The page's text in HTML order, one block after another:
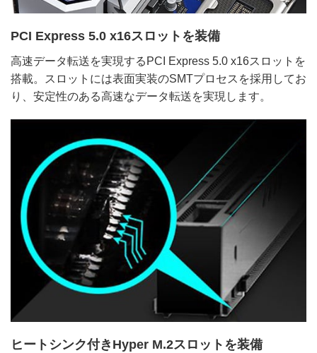
PCI Express 5.0 x16スロットを装備
高速データ転送を実現するPCI Express 5.0 x16スロットを
搭載。スロットには表面実装のSMTプロセスを採用してお
り、安定性のある高速なデータ転送を実現します。
ヒートシンク付きHyper M.2スロットを装備